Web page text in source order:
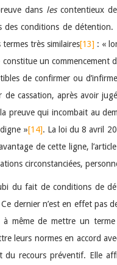
dans lescontentieux
conditions de détention.
très similaires[13] : «
un
de confirmer ou
cassation, après avoir
preuve qui incombait au
»[14]. La loi du 8 avril
de cette ligne,
circonstanciées,
fait de conditions de
dernier n’est en effet pas
de mettre un
leurs normes en accord
recours préventif. Elle